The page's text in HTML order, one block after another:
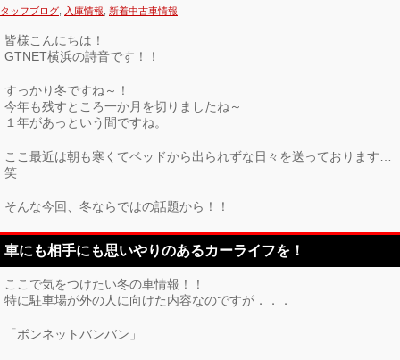
タッフブログ
入庫情報 新着中古車情報
皆様こんにちは！
GTNET横浜の詩音です！！
すっかり冬ですね～！
今年も残すところ一か月を切りましたね～
１年があっという間ですね。
ここ最近は朝も寒くてベッドから出られずな日々を送っております…
笑
そんな今回、冬ならではの話題から！！
車にも相手にも思いやりのあるカーライフを！
ここで気をつけたい冬の車情報！！
特に駐車場が外の人に向けた内容なのですが．．．
「ボンネットバンバン」